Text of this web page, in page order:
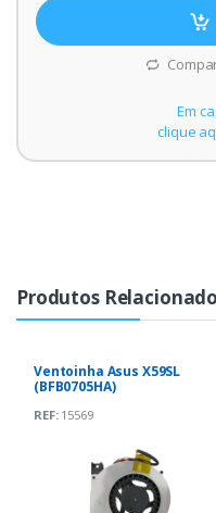
Em
clique
Produtos
Ventoinha Asus X59SL
(BFB0705HA)
REF:15569